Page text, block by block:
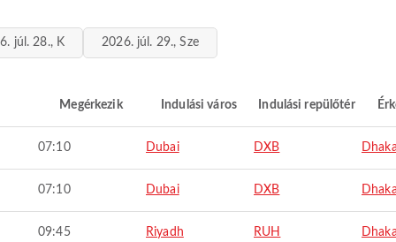
júl. 28., K 2026. júl. 29., Sze
Megérkezik Indulási város Indulási repülőtér
07:10 Dubai DXB
07:10 Dubai DXB
09:45 Riyadh RUH